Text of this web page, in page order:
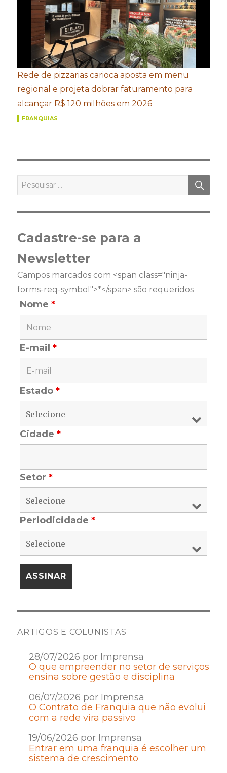
Rede de pizzarias carioca aposta em menu
regional e projeta dobrar faturamento para
alcançar R$ 120 milhões em 2026
FRANQUIAS
por:
Cadastre-se para a
Newsletter
Campos marcados com <span class="ninja-
forms-req-symbol">*</span> são requeridos
Nome*
E-mail*
Estado*
Cidade*
Setor*
Periodicidade*
ARTIGOS E COLUNISTAS
28/07/2026 por Imprensa
O que empreender no setor de serviços
ensina sobre gestão e disciplina
06/07/2026 por Imprensa
O Contrato de Franquia que não evolui
com a rede vira passivo
19/06/2026 por Imprensa
Entrar em uma franquia é escolher um
sistema de crescimento